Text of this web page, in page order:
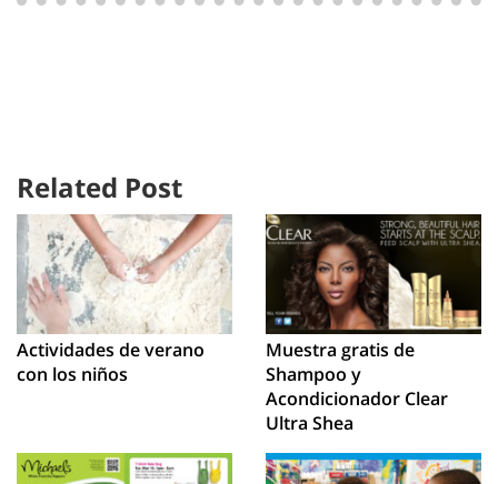
Related Post
Actividades de verano
con los niños
Muestra gratis de
Shampoo y
Acondicionador Clear
Ultra Shea